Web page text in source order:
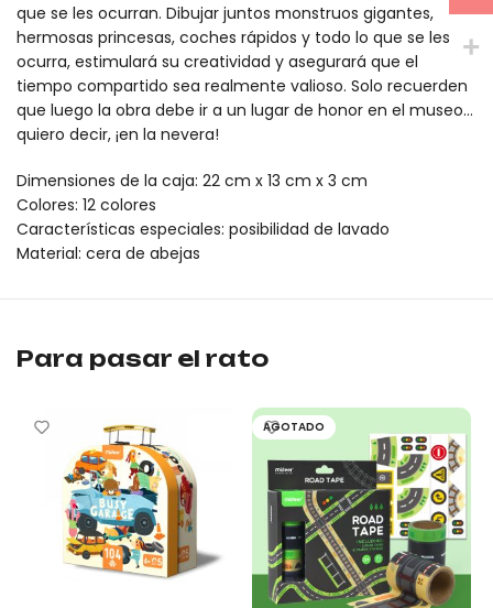
que se les ocurran. Dibujar juntos monstruos gigantes,
hermosas princesas, coches rápidos y todo lo que se les
ocurra, estimulará su creatividad y asegurará que el
tiempo compartido sea realmente valioso. Solo recuerden
que luego la obra debe ir a un lugar de honor en el museo…
quiero decir, ¡en la nevera!
Dimensiones de la caja: 22 cm x 13 cm x 3 cm
Colores: 12 colores
Características especiales: posibilidad de lavado
Material: cera de abejas
Primeros crayones (12 unidades) mideer es un producto
Primeros crayones (12 unidades) mideer es un producto
Para pasar el rato
AGOTADO